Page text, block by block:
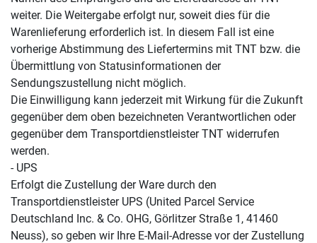
weiter. Die Weitergabe erfolgt nur, soweit dies für die
Warenlieferung erforderlich ist. In diesem Fall ist eine
vorherige Abstimmung des Liefertermins mit TNT bzw. die
Übermittlung von Statusinformationen der
Sendungszustellung nicht möglich.
Die Einwilligung kann jederzeit mit Wirkung für die Zukunft
gegenüber dem oben bezeichneten Verantwortlichen oder
gegenüber dem Transportdienstleister TNT widerrufen
werden.
- UPS
Erfolgt die Zustellung der Ware durch den
Transportdienstleister UPS (United Parcel Service
Deutschland Inc. & Co. OHG, Görlitzer Straße 1, 41460
Neuss), so geben wir Ihre E-Mail-Adresse vor der Zustellung